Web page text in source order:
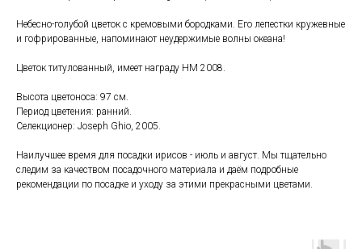
Небесно-голубой цветок с кремовыми бородками. Его лепестки кружевные
и гофрированные, напоминают неудержимые волны океана!
Цветок титулованный, имеет награду HM 2008.
Высота цветоноса: 97 см.
Период цветения: ранний.
Селекционер: Joseph Ghio, 2005.
Наилучшее время для посадки ирисов - июль и август. Мы тщательно
следим за качеством посадочного материала и даём подробные
рекомендации по посадке и уходу за этими прекрасными цветами.